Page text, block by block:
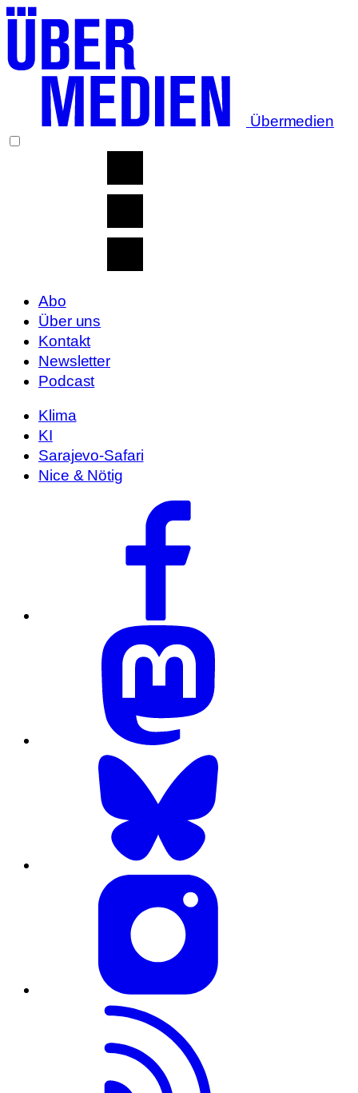
Übermedien
Abo
Über uns
Kontakt
Newsletter
Podcast
Klima
KI
Sarajevo-Safari
Nice & Nötig